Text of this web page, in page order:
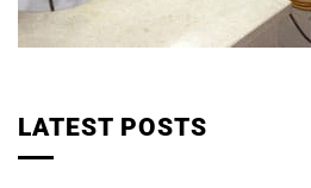
LATEST POSTS